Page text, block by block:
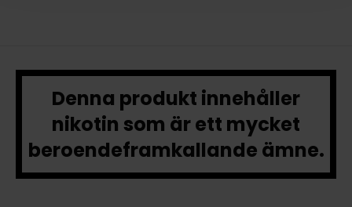
Denna produkt innehåller
nikotin som är ett mycket
beroendeframkallande ämne.